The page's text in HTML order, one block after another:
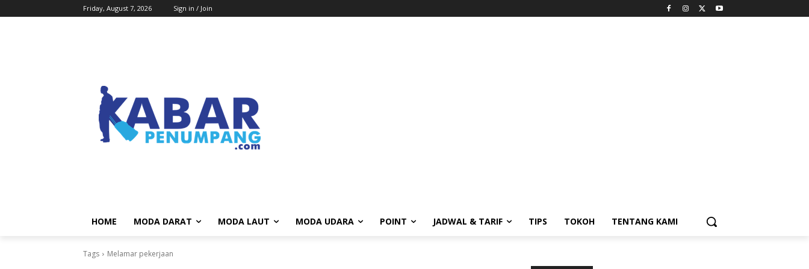
Friday, August 7, 2026 Sign in / Join
HOME MODA DARAT MODA LAUT MODA UDARA POINT JADWAL & TARIF TIPS TOKOH TENTANG KAMI
Tags Melamar pekerjaan